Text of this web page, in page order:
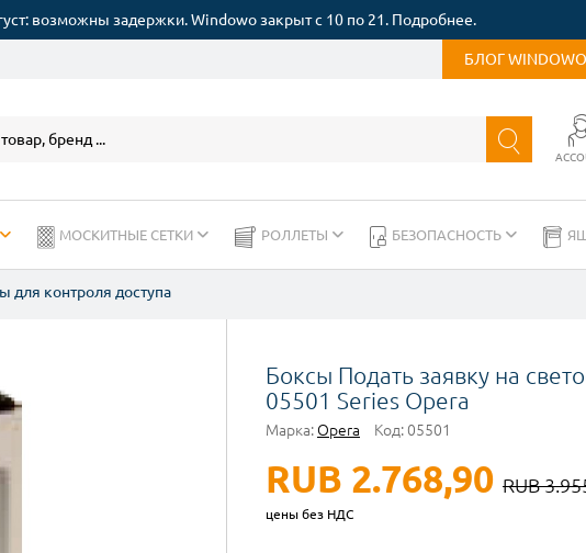
возможны задержки. Windowo закрыт с 10 по 21. Подробнее.
БЛОГ WINDOWO
МОСКИТНЫЕ СЕТКИ РОЛЛЕТЫ БЕЗОПАСНОСТЬ
для контроля доступа
Боксы Подать заявку на
05501 Series Opera
Марка: Opera Код:05501
RUB 2.768,90 RUB
цены без НДС